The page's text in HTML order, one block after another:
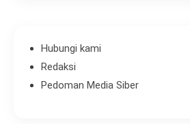
Hubungi kami
Redaksi
Pedoman Media Siber